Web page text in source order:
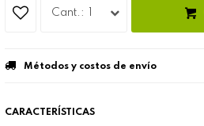
Métodos y costos de envío
CARACTERÍSTICAS